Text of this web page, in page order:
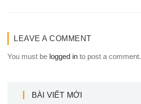
LEAVE A COMMENT
You must be logged in to post a comment.
BÀI VIẾT MỚI